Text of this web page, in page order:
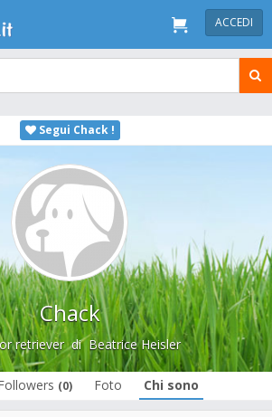
ACCEDI
Segui Chack !
Chack
retrieverdiBeatrice Heisler
(0) Foto Chi sono